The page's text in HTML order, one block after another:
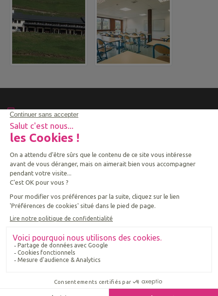
04.50.43.60.23
55 route de Bossey - BP 25
74160 Collonges Sous Salève CEDEX
COPYRIGHT © 2026 ENSEMBLE SCOLAIRE SAINT
VINCENT
ACCUEIL
MENTIONS LÉGALES
CONTACTEZ-NOUS !
Préférences de cookies